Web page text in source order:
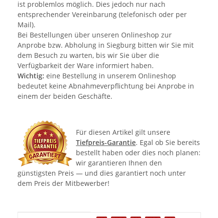
ist problemlos möglich. Dies jedoch nur nach
entsprechender Vereinbarung (telefonisch oder per
Mail).
Bei Bestellungen über unseren Onlineshop zur
Anprobe bzw. Abholung in Siegburg bitten wir Sie mit
dem Besuch zu warten, bis wir Sie über die
Verfügbarkeit der Ware informiert haben.
Wichtig: eine Bestellung in unserem Onlineshop
bedeutet keine Abnahmeverpflichtung bei Anprobe in
einem der beiden Geschäfte.
Für diesen Artikel gilt unsere
Tiefpreis-Garantie. Egal ob Sie bereits
bestellt haben oder dies noch planen:
wir garantieren Ihnen den
günstigsten Preis — und dies garantiert noch unter
dem Preis der Mitbewerber!